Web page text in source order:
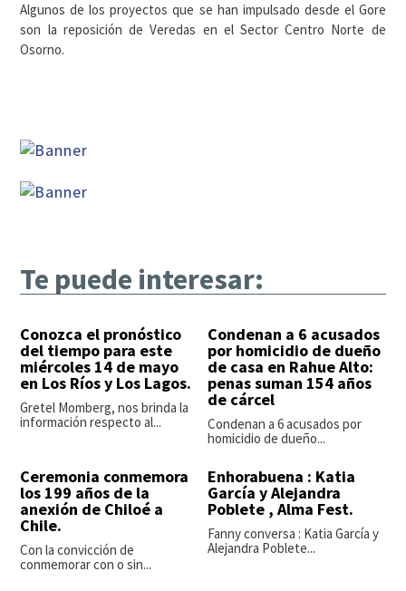
Algunos de los proyectos que se han impulsado desde el Gore
son la reposición de Veredas en el Sector Centro Norte de
Osorno.
Te puede interesar:
Conozca el pronóstico
del tiempo para este
miércoles 14 de mayo
en Los Ríos y Los Lagos.
Gretel Momberg, nos brinda la
información respecto al...
Condenan a 6 acusados
por homicidio de dueño
de casa en Rahue Alto:
penas suman 154 años
de cárcel
Condenan a 6 acusados por
homicidio de dueño...
Ceremonia conmemora
los 199 años de la
anexión de Chiloé a
Chile.
Con la convicción de
conmemorar con o sin...
Enhorabuena : Katia
García y Alejandra
Poblete , Alma Fest.
Fanny conversa : Katia García y
Alejandra Poblete...